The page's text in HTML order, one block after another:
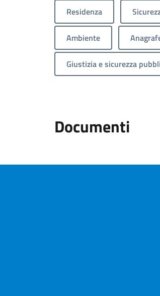
Residenza
Ambiente
Giustizia e sicurezza
Documenti